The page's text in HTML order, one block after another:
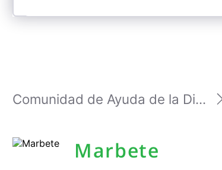
inicia
Comunidad de Ayuda de la Di...
Marbete